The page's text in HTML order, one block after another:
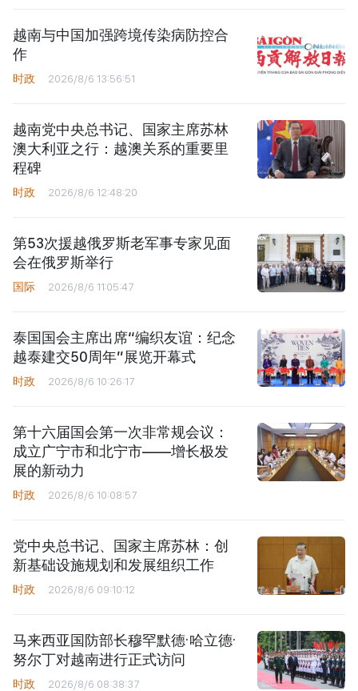
越南与中国加强跨境传染病防控合
作
时政 2026/8/6 13:56:51
越南党中央总书记、国家主席苏林
澳大利亚之行：越澳关系的重要里
程碑
时政 2026/8/6 12:48:20
第53次援越俄罗斯老军事专家见面
会在俄罗斯举行
国际 2026/8/6 11:05:47
泰国国会主席出席“编织友谊：纪念
越泰建交50周年”展览开幕式
时政 2026/8/6 10:26:17
第十六届国会第一次非常规会议：
成立广宁市和北宁市——增长极发
展的新动力
时政 2026/8/6 10:08:57
党中央总书记、国家主席苏林：创
新基础设施规划和发展组织工作
时政 2026/8/6 09:10:12
马来西亚国防部长穆罕默德·哈立德·
努尔丁对越南进行正式访问
时政 2026/8/6 08:38:37